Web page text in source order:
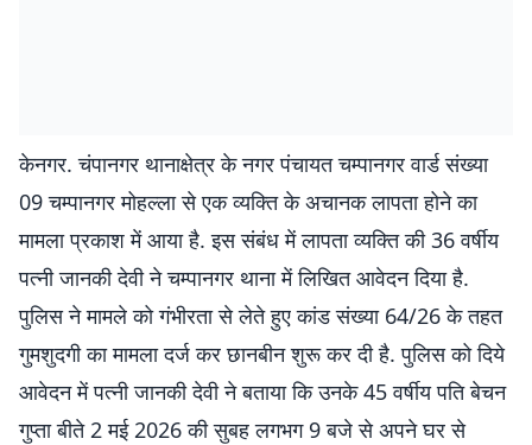
केनगर. चंपानगर थानाक्षेत्र के नगर पंचायत चम्पानगर वार्ड संख्या
09 चम्पानगर मोहल्ला से एक व्यक्ति के अचानक लापता होने का
मामला प्रकाश में आया है. इस संबंध में लापता व्यक्ति की 36 वर्षीय
पत्नी जानकी देवी ने चम्पानगर थाना में लिखित आवेदन दिया है.
पुलिस ने मामले को गंभीरता से लेते हुए कांड संख्या 64/26 के तहत
गुमशुदगी का मामला दर्ज कर छानबीन शुरू कर दी है. पुलिस को दिये
आवेदन में पत्नी जानकी देवी ने बताया कि उनके 45 वर्षीय पति बेचन
गुप्ता बीते 2 मई 2026 की सुबह लगभग 9 बजे से अपने घर से